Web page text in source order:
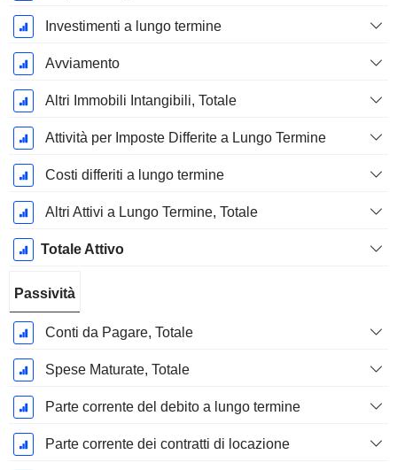
Investimenti a lungo termine
Avviamento
Altri Immobili Intangibili, Totale
Attività per Imposte Differite a Lungo Termine
Costi differiti a lungo termine
Altri Attivi a Lungo Termine, Totale
Totale Attivo
Passività
Conti da Pagare, Totale
Spese Maturate, Totale
Parte corrente del debito a lungo termine
Parte corrente dei contratti di locazione